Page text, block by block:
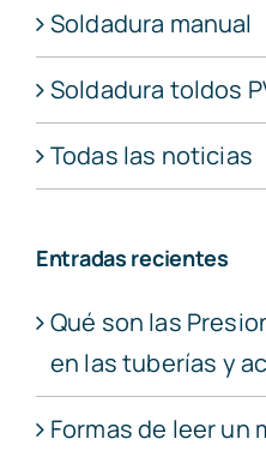
Soldadura manual
Soldadura toldos
Todas las noticias
Entradas recientes
Qué son las
en las tuberías y
Formas de leer un